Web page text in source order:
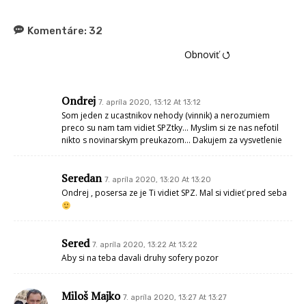
Komentáre: 32
Obnoviť ⭯
Ondrej 7. apríla 2020, 13:12 At 13:12
Som jeden z ucastnikov nehody (vinnik) a nerozumiem
preco su nam tam vidiet SPZtky… Myslim si ze nas nefotil
nikto s novinarskym preukazom… Dakujem za vysvetlenie
Seredan 7. apríla 2020, 13:20 At 13:20
Ondrej , posersa ze je Ti vidiet SPZ. Mal si vidieť pred seba
Sered 7. apríla 2020, 13:22 At 13:22
Aby si na teba davali druhy sofery pozor
Miloš Majko 7. apríla 2020, 13:27 At 13:27